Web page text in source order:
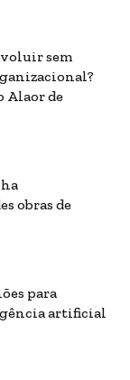
sem
Alaor de
obras de
para
artificial